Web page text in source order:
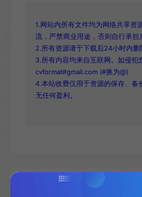
1.网站内所有文件均为网络共享资
流，严禁商业用途，否则自行承担
2.所有资源请于下载后24小时内删
3.所有内容均来自互联网。如侵犯
cvformat#gmail.com (#换为@)
4.本站收费仅用于资源的保存、备
无任何盈利。